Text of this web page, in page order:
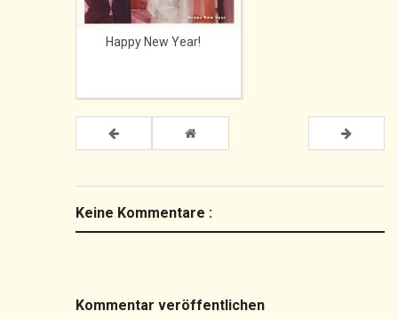
Happy New Year!
Keine Kommentare :
Kommentar veröffentlichen